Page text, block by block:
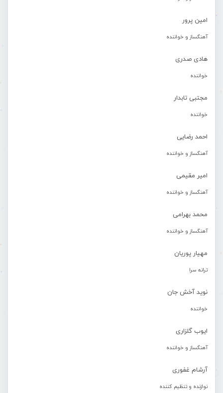
امین پرور
آهنگساز و خواننده
هادی صدری
خواننده
مجتبی تابدار
خواننده
احمد رضایی
آهنگساز و خواننده
امیر مقیمی
آهنگساز و خواننده
محمد بهرامی
آهنگساز و خواننده
مهیار پوریان
ترانه سرا
نوید آخش جان
خواننده
ایوب گلزاری
آهنگساز و خواننده
آرشام غفوری
نوازنده و تنظیم کننده